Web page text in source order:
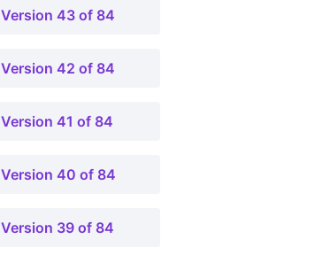
Version 43 of 84
Version 42 of 84
Version 41 of 84
Version 40 of 84
Version 39 of 84